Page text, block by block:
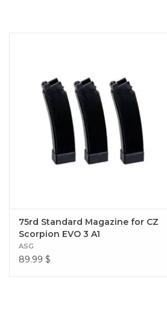
75rd Standard Magazine for CZ
Scorpion EVO 3 A1
ASG
89.99 $